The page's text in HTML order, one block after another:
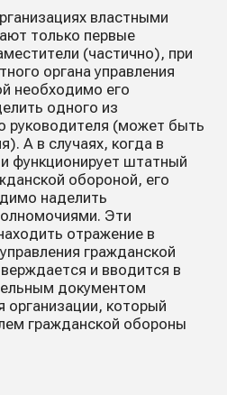
властными
только первые
(частично), при
органа управления
необходимо его
одного из
руководителя (может быть
А в случаях, когда в
функционирует штатный
обороной, его
наделить
Эти
отражение в
гражданской
и вводится в
документом
организации, который
гражданской обороны